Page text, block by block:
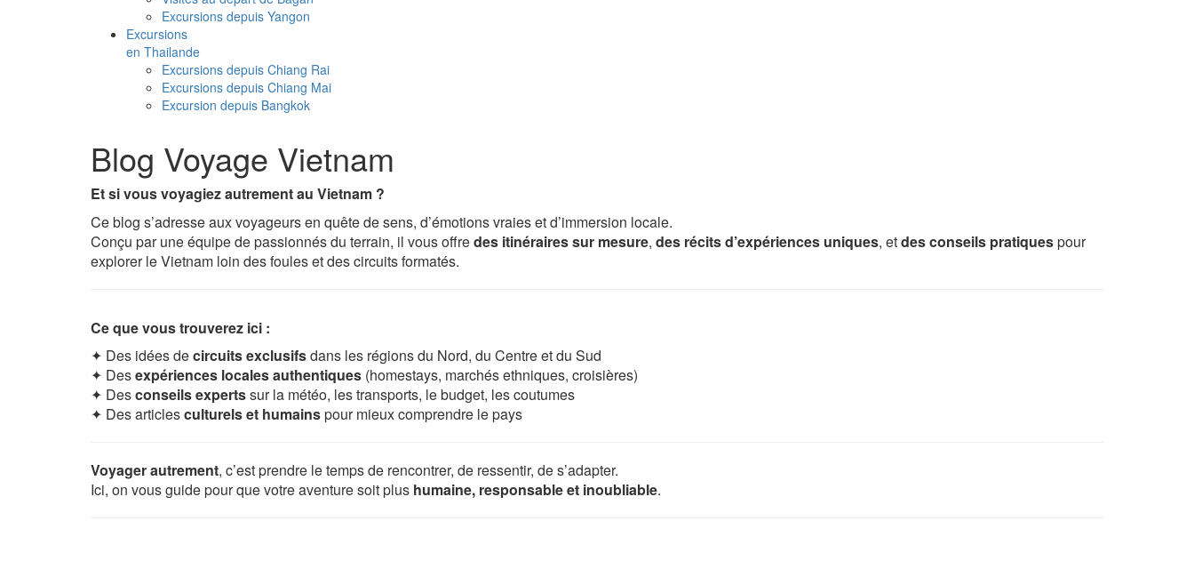
Excursions depuis Yangon
Excursions
en Thailande
Excursions depuis Chiang Rai
Excursions depuis Chiang Mai
Excursion depuis Bangkok
Blog Voyage Vietnam
Et si vous voyagiez autrement au Vietnam ?
Ce blog s’adresse aux voyageurs en quête de sens, d’émotions vraies et d’immersion locale.
Conçu par une équipe de passionnés du terrain, il vous offredes itinéraires sur mesure, des récits d’expériences uniques, etdes conseils pratiquespour
explorer le Vietnam loin des foules et des circuits formatés.
Ce que vous trouverez ici :
✦ Des idées decircuits exclusifsdans les régions du Nord, du Centre et du Sud
✦ Desexpériences locales authentiques (homestays, marchés ethniques, croisières)
✦ Desconseils expertssur la météo, les transports, le budget, les coutumes
✦ Des articlesculturels et humainspour mieux comprendre le pays
Voyager autrement, c’est prendre le temps de rencontrer, de ressentir, de s’adapter.
Ici, on vous guide pour que votre aventure soit plus humaine, responsable et inoubliable.